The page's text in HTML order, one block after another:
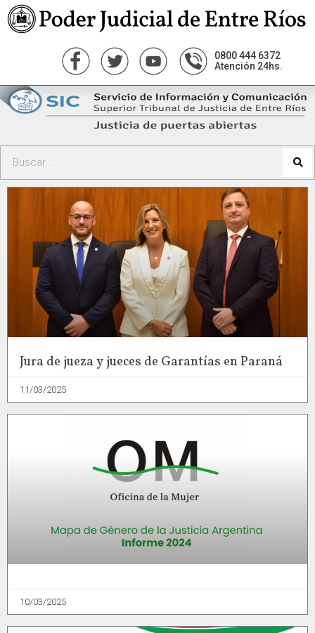
0800 444 6372
Atención 24hs.
Jura de jueza y jueces de Garantías en Paraná
11/03/2025
10/03/2025